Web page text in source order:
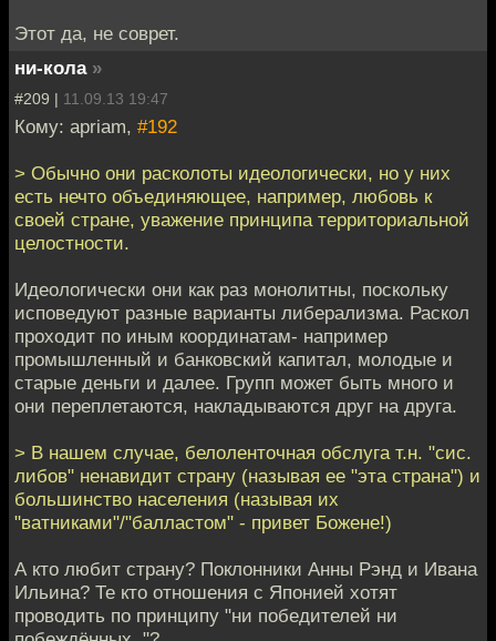
Этот да, не соврет.
ни-кола »
#209 | 11.09.13 19:47
Кому: apriam, #192
> Обычно они расколоты идеологически, но у них
есть нечто объединяющее, например, любовь к
своей стране, уважение принципа территориальной
целостности.
Идеологически они как раз монолитны, поскольку
исповедуют разные варианты либерализма. Раскол
проходит по иным координатам- например
промышленный и банковский капитал, молодые и
старые деньги и далее. Групп может быть много и
они переплетаются, накладываются друг на друга.
> В нашем случае, белоленточная обслуга т.н. "сис.
либов" ненавидит страну (называя ее "эта страна") и
большинство населения (называя их
"ватниками"/"балластом" - привет Божене!)
А кто любит страну? Поклонники Анны Рэнд и Ивана
Ильина? Те кто отношения с Японией хотят
проводить по принципу "ни победителей ни